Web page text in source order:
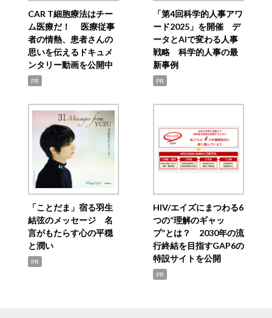
CAR T細胞療法はチー
ム医療だ！ 医療従事
者の情熱、患者さんの
思いを伝えるドキュメ
ンタリー動画を公開中
PR
「第4回科学的人事アワ
ード2025」を開催 デ
ータとAIで変わる人事
戦略 科学的人事の最
新事例
PR
「ことだま」宿る羽生
結弦のメッセージ 名
言がもたらす心の平穏
と潤い
PR
HIV/エイズにまつわる6
つの“理解のギャッ
プ”とは？ 2030年の流
行終結を目指すGAP6の
特設サイトを公開
PR